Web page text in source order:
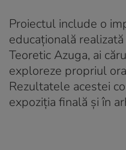
Proiectul include o
educațională
Teoretic Azuga, ai
exploreze propriul
Rezultatele acestei
expoziția finală și în